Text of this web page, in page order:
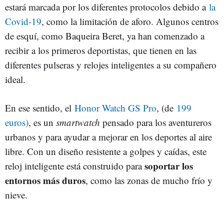
estará marcada por los diferentes protocolos debido a la
Covid-19, como la limitación de aforo. Algunos centros
de esquí, como Baqueira Beret, ya han comenzado a
recibir a los primeros deportistas, que tienen en las
diferentes pulseras y relojes inteligentes a su compañero
ideal.
En ese sentido, el Honor Watch GS Pro, (de 199
euros), es un smartwatch pensado para los aventureros
urbanos y para ayudar a mejorar en los deportes al aire
libre. Con un diseño resistente a golpes y caídas, este
reloj inteligente está construido parasoportar los
entornos más duros, como las zonas de mucho frío y
nieve.